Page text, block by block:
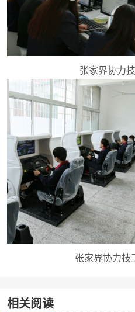
张家界协力
张家界协力技
相关阅读